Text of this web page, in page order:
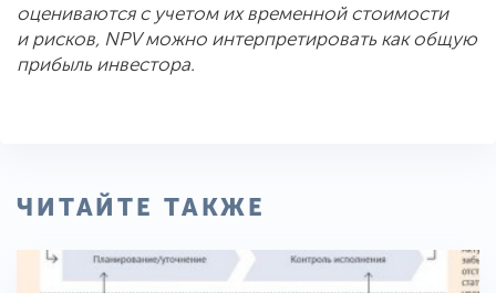
оцениваются с учетом их временной стоимости
и рисков, NPV можно интерпретировать как общую
прибыль инвестора.
ЧИТАЙТЕ ТАКЖЕ